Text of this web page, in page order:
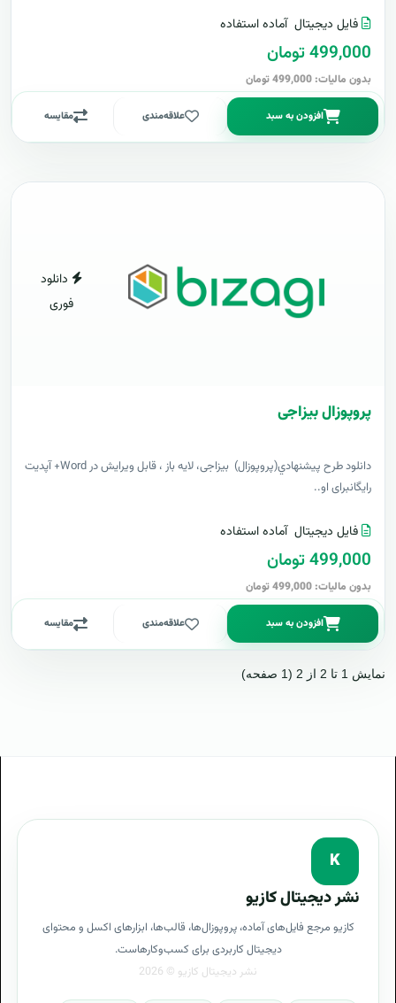
فایل دیجیتال آماده استفاده
499,000 تومان
بدون مالیات: 499,000 تومان
افزودن به سبد علاقه‌مندی مقایسه
دانلود
فوری
پروپوزال بیزاجی
دانلود طرح پيشنهادي(پروپوزال) بیزاجی، لایه باز ، قابل ویرایش در Word+ آپدیت
رایگانبرای او..
فایل دیجیتال آماده استفاده
499,000 تومان
بدون مالیات: 499,000 تومان
افزودن به سبد علاقه‌مندی مقایسه
نمایش 1 تا 2 از 2 (1 صفحه)
K
نشر دیجیتال کازیو
کازیو مرجع فایل‌های آماده، پروپوزال‌ها، قالب‌ها، ابزارهای اکسل و محتوای
دیجیتال کاربردی برای کسب‌وکارهاست.